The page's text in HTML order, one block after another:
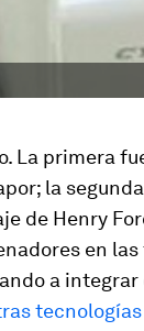
La primera
la
de Henry
en
a integrar
tecnologías